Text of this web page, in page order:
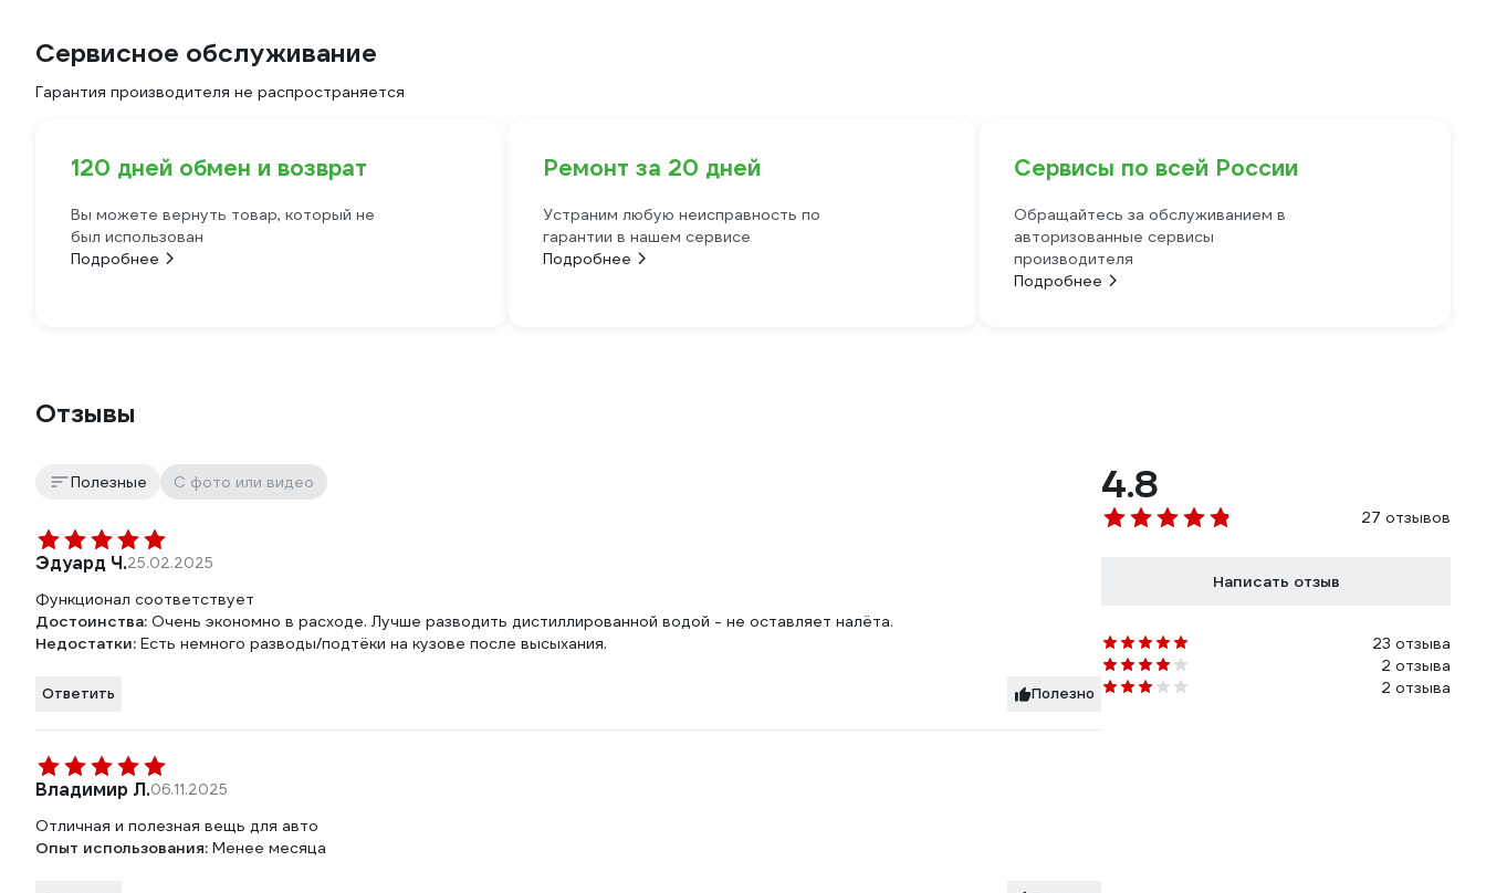
Сервисное обслуживание
Гарантия производителя не распространяется
120 дней обмен и возврат
Вы можете вернуть товар, который не
был использован
Подробнее
Ремонт за 20 дней
Устраним любую неисправность по
гарантии в нашем сервисе
Подробнее
Сервисы по всей России
Обращайтесь за обслуживанием в
авторизованные сервисы
производителя
Подробнее
Отзывы
4.8
27 отзывов
Написать отзыв
23 отзыва
2 отзыва
2 отзыва
Полезные С фото или видео
Эдуард Ч.25.02.2025
Функционал соответствует
Достоинства: Очень экономно в расходе. Лучше разводить дистиллированной водой - не оставляет налёта.
Недостатки: Есть немного разводы/подтёки на кузове после высыхания.
Ответить Полезно
Владимир Л.06.11.2025
Отличная и полезная вещь для авто
Опыт использования: Менее месяца